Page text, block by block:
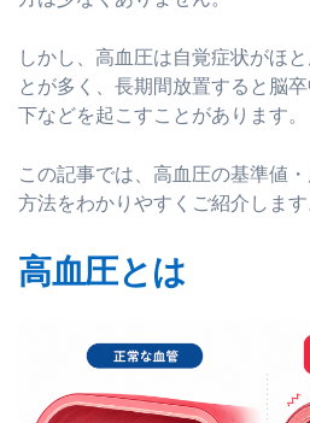
しかし、高血圧は自覚症状がほ
とが多く、長期間放置すると脳
下などを起こすことがあります。
この記事では、高血圧の基準値
方法をわかりやすくご紹介します
高血圧とは